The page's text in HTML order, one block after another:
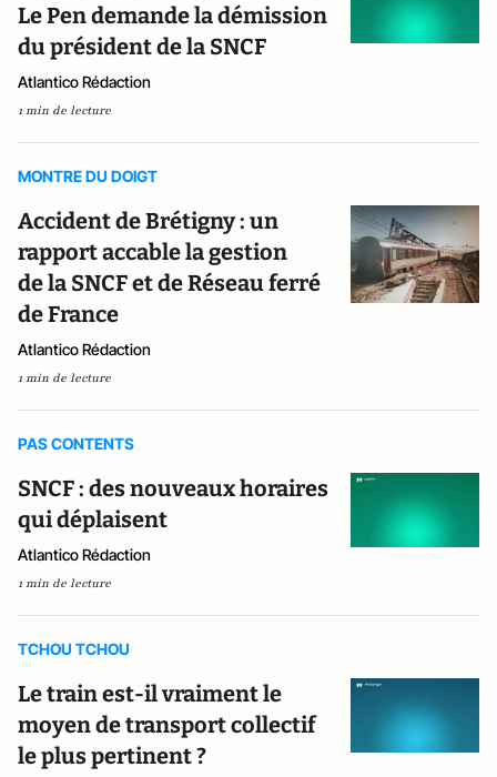
Le Pen demande la démission
du président de la SNCF
Atlantico Rédaction
1 min de lecture
MONTRE DU DOIGT
Accident de Brétigny : un
rapport accable la gestion
de la SNCF et de Réseau ferré
de France
Atlantico Rédaction
1 min de lecture
PAS CONTENTS
SNCF : des nouveaux horaires
qui déplaisent
Atlantico Rédaction
1 min de lecture
TCHOU TCHOU
Le train est-il vraiment le
moyen de transport collectif
le plus pertinent ?